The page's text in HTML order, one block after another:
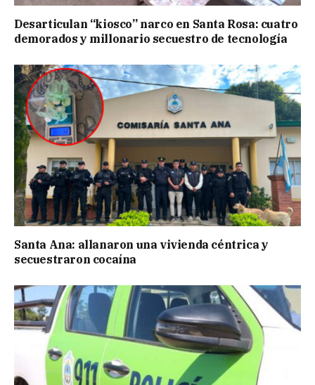
Desarticulan “kiosco” narco en Santa Rosa: cuatro
demorados y millonario secuestro de tecnología
Santa Ana: allanaron una vivienda céntrica y
secuestraron cocaína